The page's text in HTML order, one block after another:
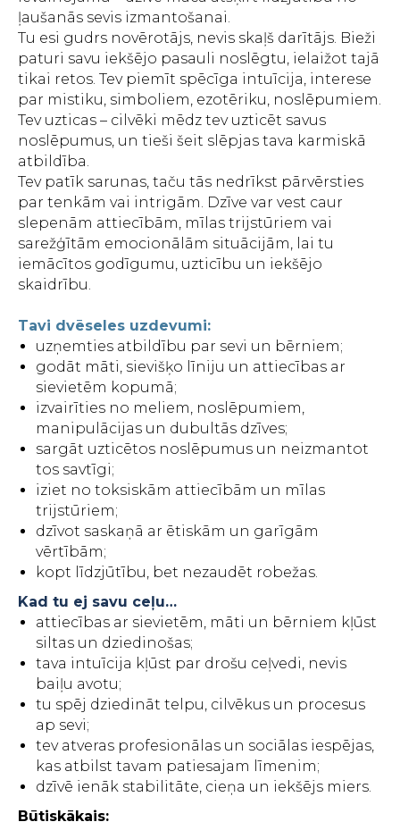
ļaušanās sevis izmantošanai.
Tu esi gudrs novērotājs, nevis skaļš darītājs. Bieži
paturi savu iekšējo pasauli noslēgtu, ielaižot tajā
tikai retos. Tev piemīt spēcīga intuīcija, interese
par mistiku, simboliem, ezotēriku, noslēpumiem.
Tev uzticas – cilvēki mēdz tev uzticēt savus
noslēpumus, un tieši šeit slēpjas tava karmiskā
atbildība.
Tev patīk sarunas, taču tās nedrīkst pārvērsties
par tenkām vai intrigām. Dzīve var vest caur
slepenām attiecībām, mīlas trijstūriem vai
sarežģītām emocionālām situācijām, lai tu
iemācītos godīgumu, uzticību un iekšējo
skaidrību.
Tavi dvēseles uzdevumi:
uzņemties atbildību par sevi un bērniem;
godāt māti, sievišķo līniju un attiecības ar
sievietēm kopumā;
izvairīties no meliem, noslēpumiem,
manipulācijas un dubultās dzīves;
sargāt uzticētos noslēpumus un neizmantot
tos savtīgi;
iziet no toksiskām attiecībām un mīlas
trijstūriem;
dzīvot saskaņā ar ētiskām un garīgām
vērtībām;
kopt līdzjūtību, bet nezaudēt robežas.
Kad tu ej savu ceļu…
attiecības ar sievietēm, māti un bērniem kļūst
siltas un dziedinošas;
tava intuīcija kļūst par drošu ceļvedi, nevis
baiļu avotu;
tu spēj dziedināt telpu, cilvēkus un procesus
ap sevi;
tev atveras profesionālas un sociālas iespējas,
kas atbilst tavam patiesajam līmenim;
dzīvē ienāk stabilitāte, cieņa un iekšējs miers.
Būtiskākais: